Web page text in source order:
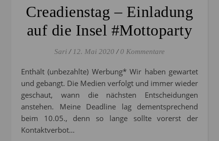
Creadienstag – Einladung
auf die Insel #Mottoparty
Sari / 12. Mai 2020 / 0 Kommentare
Enthält (unbezahlte) Werbung* Wir haben gewartet
und gebangt. Die Medien verfolgt und immer wieder
geschaut, wann die nächsten Entscheidungen
anstehen. Meine Deadline lag dementsprechend
beim 10.05., denn so lange sollte vorerst der
Kontaktverbot…